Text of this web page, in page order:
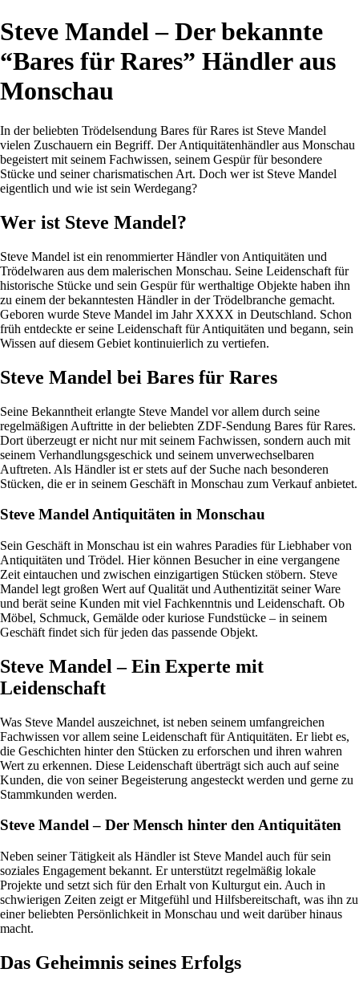
Steve Mandel – Der bekannte
“Bares für Rares” Händler aus
Monschau
In der beliebten Trödelsendung Bares für Rares ist Steve Mandel
vielen Zuschauern ein Begriff. Der Antiquitätenhändler aus Monschau
begeistert mit seinem Fachwissen, seinem Gespür für besondere
Stücke und seiner charismatischen Art. Doch wer ist Steve Mandel
eigentlich und wie ist sein Werdegang?
Wer ist Steve Mandel?
Steve Mandel ist ein renommierter Händler von Antiquitäten und
Trödelwaren aus dem malerischen Monschau. Seine Leidenschaft für
historische Stücke und sein Gespür für werthaltige Objekte haben ihn
zu einem der bekanntesten Händler in der Trödelbranche gemacht.
Geboren wurde Steve Mandel im Jahr XXXX in Deutschland. Schon
früh entdeckte er seine Leidenschaft für Antiquitäten und begann, sein
Wissen auf diesem Gebiet kontinuierlich zu vertiefen.
Steve Mandel bei Bares für Rares
Seine Bekanntheit erlangte Steve Mandel vor allem durch seine
regelmäßigen Auftritte in der beliebten ZDF-Sendung Bares für Rares.
Dort überzeugt er nicht nur mit seinem Fachwissen, sondern auch mit
seinem Verhandlungsgeschick und seinem unverwechselbaren
Auftreten. Als Händler ist er stets auf der Suche nach besonderen
Stücken, die er in seinem Geschäft in Monschau zum Verkauf anbietet.
Steve Mandel Antiquitäten in Monschau
Sein Geschäft in Monschau ist ein wahres Paradies für Liebhaber von
Antiquitäten und Trödel. Hier können Besucher in eine vergangene
Zeit eintauchen und zwischen einzigartigen Stücken stöbern. Steve
Mandel legt großen Wert auf Qualität und Authentizität seiner Ware
und berät seine Kunden mit viel Fachkenntnis und Leidenschaft. Ob
Möbel, Schmuck, Gemälde oder kuriose Fundstücke – in seinem
Geschäft findet sich für jeden das passende Objekt.
Steve Mandel – Ein Experte mit
Leidenschaft
Was Steve Mandel auszeichnet, ist neben seinem umfangreichen
Fachwissen vor allem seine Leidenschaft für Antiquitäten. Er liebt es,
die Geschichten hinter den Stücken zu erforschen und ihren wahren
Wert zu erkennen. Diese Leidenschaft überträgt sich auch auf seine
Kunden, die von seiner Begeisterung angesteckt werden und gerne zu
Stammkunden werden.
Steve Mandel – Der Mensch hinter den Antiquitäten
Neben seiner Tätigkeit als Händler ist Steve Mandel auch für sein
soziales Engagement bekannt. Er unterstützt regelmäßig lokale
Projekte und setzt sich für den Erhalt von Kulturgut ein. Auch in
schwierigen Zeiten zeigt er Mitgefühl und Hilfsbereitschaft, was ihn zu
einer beliebten Persönlichkeit in Monschau und weit darüber hinaus
macht.
Das Geheimnis seines Erfolgs